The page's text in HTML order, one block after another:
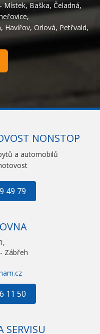
Místek,Baška, Čeladná,
,
, Havířov, Orlová, Petřvald,
NONSTOP
a automobilů
49 79
Zábřeh
11 50
SERVISU